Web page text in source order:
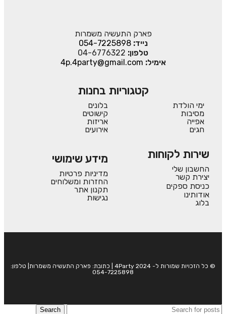
פארק התעשיה משמרות
נייד:054-7225898
טלפון: 04-6776322
אימיל: 4p.4party@gmail.com
קטגוריות בחנות
ימי הולדת
מסיבות
אפייה
חגים
בלונים
קישוטים
אריזות
אירועים
שירות לקוחות
החשבון שלי
יצירת קשר
כניסת ספקים
אודותינו
בלוג
מידע שימושי
מדיניות פרטיות
החזרות ומשלוחים
תקנון אתר
נגישות
© כל הזכויות שמורות ל- 4Party 2024 | כתובת: פארק התעשיה משמרות| טלפון:
054-7225898
Search